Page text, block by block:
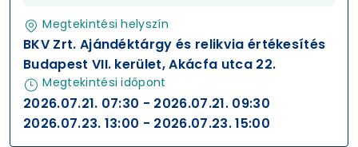
Megtekintési helyszín
BKV Zrt. Ajándéktárgy és relikvia értékesítés
Budapest VII. kerület, Akácfa utca 22.
Megtekintési időpont
2026.07.21. 07:30 - 2026.07.21. 09:30
2026.07.23. 13:00 - 2026.07.23. 15:00